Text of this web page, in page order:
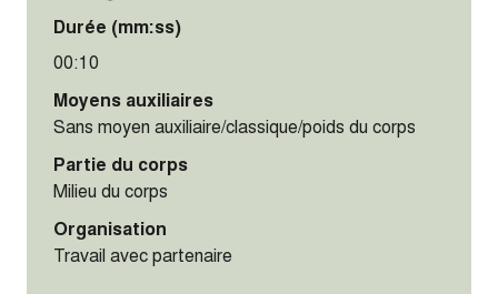
Durée (mm:ss)
00:10
Moyens auxiliaires
Sans moyen auxiliaire/classique/poids du corps
Partie du corps
Milieu du corps
Organisation
Travail avec partenaire